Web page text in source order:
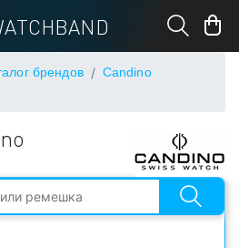
брендов Candino